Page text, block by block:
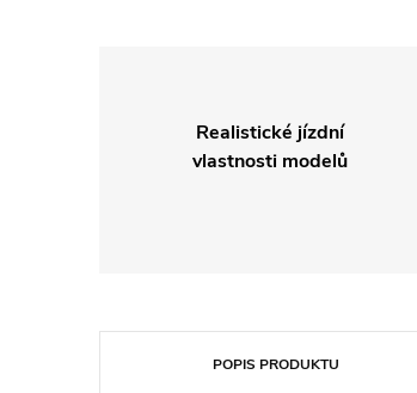
Realistické jízdní
vlastnosti modelů
POPIS PRODUKTU